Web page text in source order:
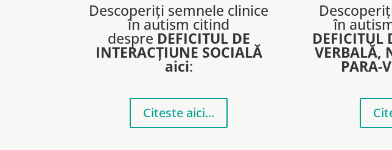
Descoperiți semnele clinice
în autism citind
despre DEFICITUL DE
INTERACȚIUNE SOCIALĂ
aici:
Citeste aici...
în
DEFICITUL
VERBALĂ,
PARA-